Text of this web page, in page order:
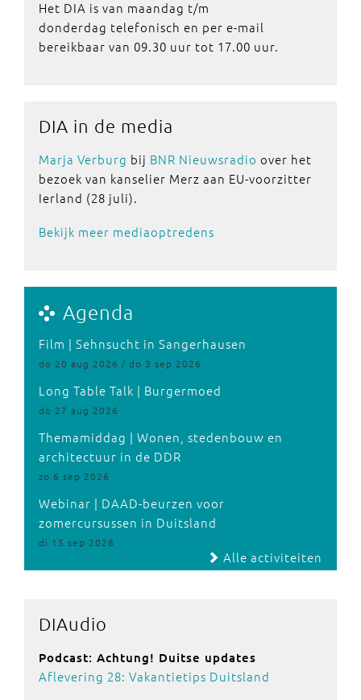
Het DIA is van maandag t/m
donderdag telefonisch en per e-mail
bereikbaar van 09.30 uur tot 17.00 uur.
DIA in de media
Marja Verburg bij BNR Nieuwsradio over het
bezoek van kanselier Merz aan EU-voorzitter
Ierland (28 juli).
Bekijk meer mediaoptredens
Agenda
Film | Sehnsucht in Sangerhausen
do 20 aug 2026 / do 3 sep 2026
Long Table Talk | Burgermoed
do 27 aug 2026
Themamiddag | Wonen, stedenbouw en
architectuur in de DDR
zo 6 sep 2026
Webinar | DAAD-beurzen voor
zomercursussen in Duitsland
di 15 sep 2026
Alle activiteiten
DIAudio
Podcast: Achtung! Duitse updates
Aflevering 28: Vakantietips Duitsland